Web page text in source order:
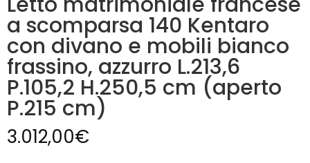
a scomparsa 140 Kentaro
con divano e mobili bianco
frassino, azzurro L.213,6
P.105,2 H.250,5 cm (aperto
P.215 cm)
3.012,00€